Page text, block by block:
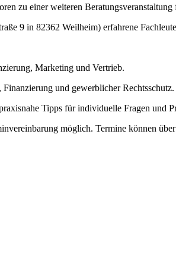
zu einer weiteren
9 in 82362 Weilheim) erfahrene
Marketing und Vertrieb.
und gewerblicher Rechtsschutz.
Tipps für individuelle Fragen und
möglich. Termine können